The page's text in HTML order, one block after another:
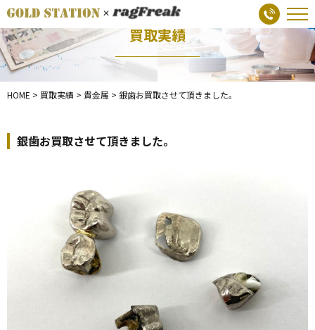
買取実績
HOME > 買取実績 > 貴金属 > 銀歯お買取させて頂きました。
銀歯お買取させて頂きました。